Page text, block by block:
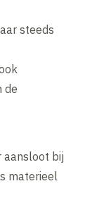
steeds
de
aansloot bij
materieel